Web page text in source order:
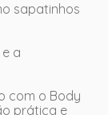
sapatinhos
a
com o Body
prática e